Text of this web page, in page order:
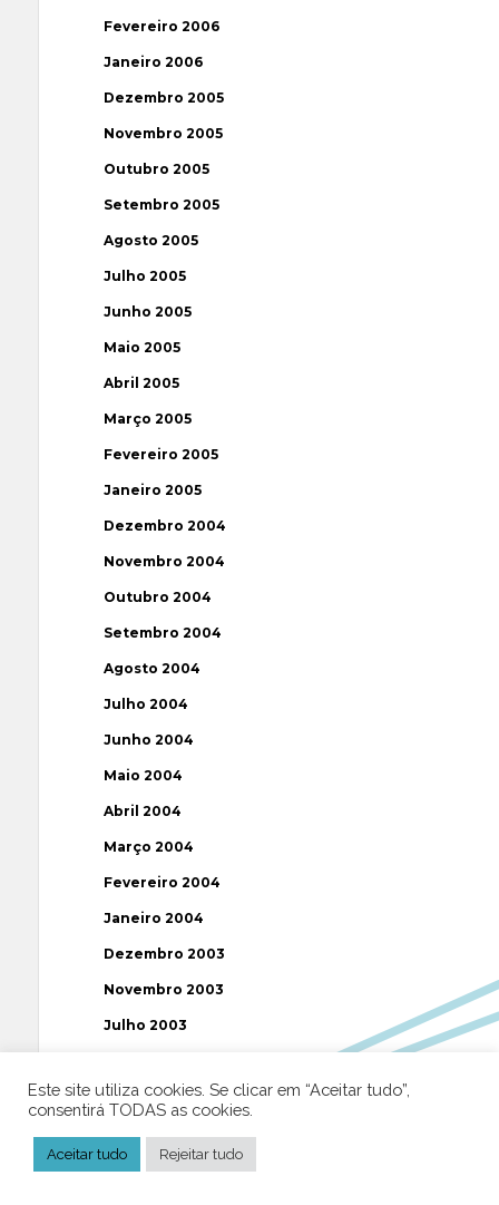
Fevereiro 2006
Janeiro 2006
Dezembro 2005
Novembro 2005
Outubro 2005
Setembro 2005
Agosto 2005
Julho 2005
Junho 2005
Maio 2005
Abril 2005
Março 2005
Fevereiro 2005
Janeiro 2005
Dezembro 2004
Novembro 2004
Outubro 2004
Setembro 2004
Agosto 2004
Julho 2004
Junho 2004
Maio 2004
Abril 2004
Março 2004
Fevereiro 2004
Janeiro 2004
Dezembro 2003
Novembro 2003
Julho 2003
Etiquetas
Este site utiliza cookies. Se clicar em “Aceitar tudo”,
consentirá TODAS as cookies.
Aceitar tudo Rejeitar tudo